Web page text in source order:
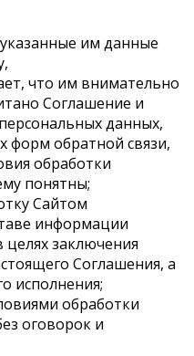
им данные
что им внимательно
Соглашение и
данных,
форм обратной связи,
обработки
понятны;
Сайтом
информации
заключения
Соглашения, а
исполнения;
обработки
оговорок и